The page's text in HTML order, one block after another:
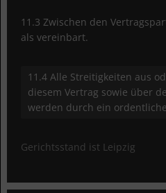
11.3 Zwischen den
als vereinbart.
11.4 Alle Streitigkeiten aus
diesem Vertrag sowie über
werden durch ein
Gerichtsstand ist Leipzig